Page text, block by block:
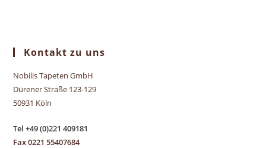
Kontakt zu uns
Nobilis Tapeten GmbH
Dürener Straße 123-129
50931 Köln
Tel +49 (0)221 409181
Fax 0221 55407684